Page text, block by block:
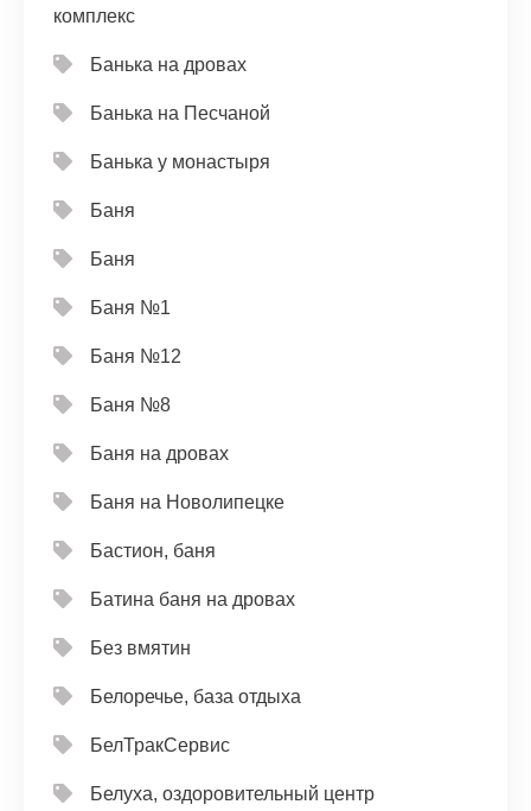
комплекс
Банька на дровах
Банька на Песчаной
Банька у монастыря
Баня
Баня
Баня №1
Баня №12
Баня №8
Баня на дровах
Баня на Новолипецке
Бастион, баня
Батина баня на дровах
Без вмятин
Белоречье, база отдыха
БелТракСервис
Белуха, оздоровительный центр